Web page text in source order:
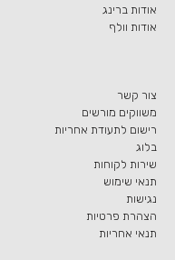
אודות ברינג
אודות וולף
צור קשר
משווקים מורשים
רישום לתעודת אחריות
בלוג
שירות לקוחות
תנאי שימוש
נגישות
הצהרת פרטיות
תנאי אחריות